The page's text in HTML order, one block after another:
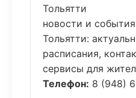
Тольятти
новости и
Тольятти:
расписания,
сервисы для
Телефон: 8 (948)